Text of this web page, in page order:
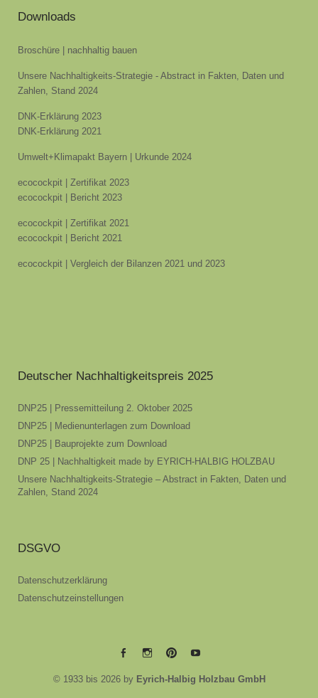
Downloads
Broschüre | nachhaltig bauen
Unsere Nachhaltigkeits-Strategie - Abstract in Fakten, Daten und
Zahlen, Stand 2024
DNK-Erklärung 2023
DNK-Erklärung 2021
Umwelt+Klimapakt Bayern | Urkunde 2024
ecocockpit | Zertifikat 2023
ecocockpit | Bericht 2023
ecocockpit | Zertifikat 2021
ecocockpit | Bericht 2021
ecocockpit | Vergleich der Bilanzen 2021 und 2023
Deutscher Nachhaltigkeitspreis 2025
DNP25 | Pressemitteilung 2. Oktober 2025
DNP25 | Medienunterlagen zum Download
DNP25 | Bauprojekte zum Download
DNP 25 | Nachhaltigkeit made by EYRICH-HALBIG HOLZBAU
Unsere Nachhaltigkeits-Strategie – Abstract in Fakten, Daten und
Zahlen, Stand 2024
DSGVO
Datenschutzerklärung
Datenschutzeinstellungen
EYRICH-EYRICH-EYRICH-EYRICH-
© 1933 bis 2026 by Eyrich-Halbig Holzbau GmbH